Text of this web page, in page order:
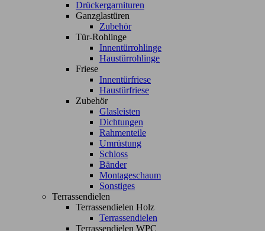
Drückergarnituren
Ganzglastüren
Zubehör
Tür-Rohlinge
Innentürrohlinge
Haustürrohlinge
Friese
Innentürfriese
Haustürfriese
Zubehör
Glasleisten
Dichtungen
Rahmenteile
Umrüstung
Schloss
Bänder
Montageschaum
Sonstiges
Terrassendielen
Terrassendielen Holz
Terrassendielen
Terrassendielen WPC